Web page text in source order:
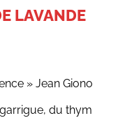
LAVANDE
» Jean Giono
du thym